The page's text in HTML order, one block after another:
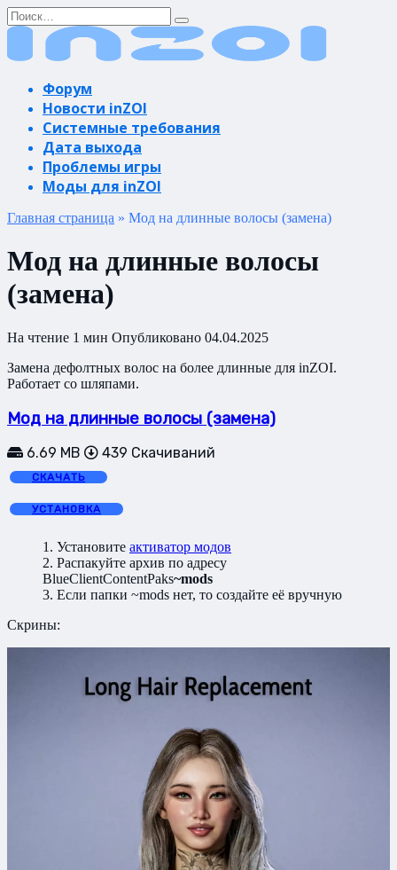
Перейти
к
содержанию
Search
for:
Форум
Новости inZOI
Системные требования
Дата выхода
Проблемы игры
Моды для inZOI
Главная страница » Мод на длинные волосы (замена)
Мод на длинные волосы
(замена)
На чтение 1 мин Опубликовано 04.04.2025
Замена дефолтных волос на более длинные для inZOI.
Работает со шляпами.
Мод на длинные волосы (замена)
6.69 MB 439 Скачиваний
СКАЧАТЬ
УСТАНОВКА
1. Установите активатор модов
2. Распакуйте архив по адресу
BlueClientContentPaks~mods
3. Если папки ~mods нет, то создайте её вручную
Скрины: